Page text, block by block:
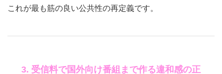
これが最も筋の良い公共性の再定義です。
3. 受信料で国外向け番組まで作る違和感の正